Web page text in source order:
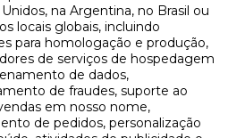
na Argentina, no Brasil ou
locais globais, incluindo
para homologação e produção,
de serviços de hospedagem
de dados,
de fraudes, suporte ao
em nosso nome,
de pedidos, personalização